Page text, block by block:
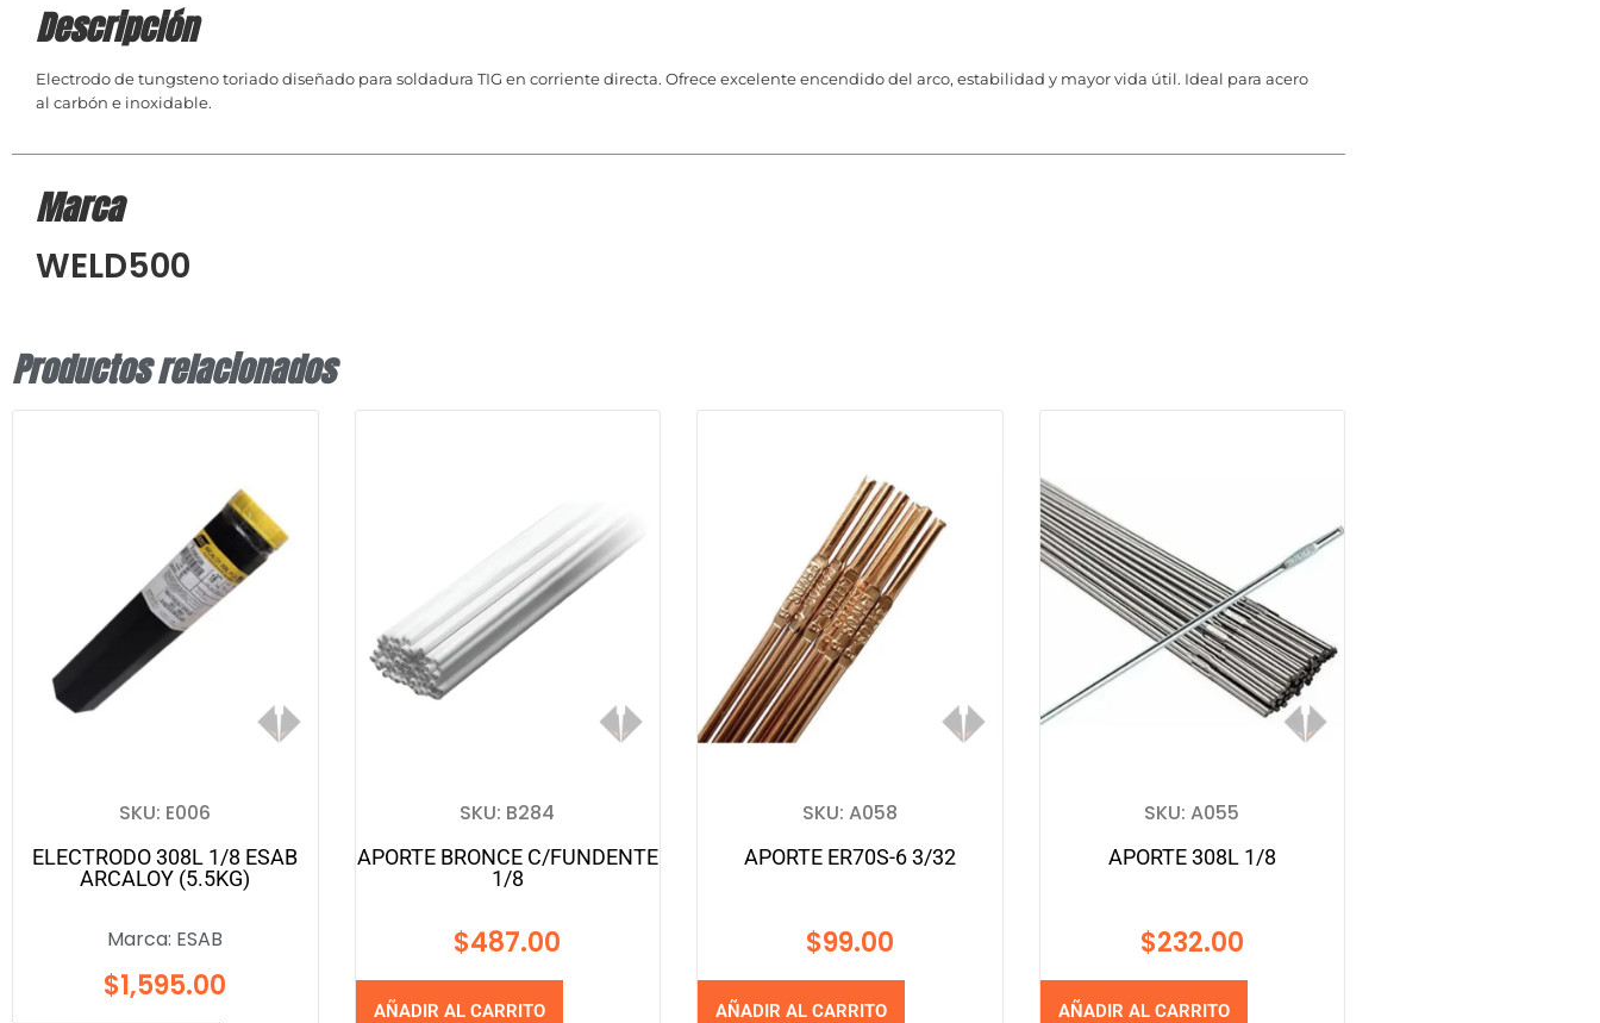
Descripción
Electrodo de tungsteno toriado diseñado para soldadura TIG en corriente directa. Ofrece excelente encendido del arco, estabilidad y mayor vida útil. Ideal para acero
al carbón e inoxidable.
Marca
WELD500
Productos relacionados
SKU: E006
ELECTRODO 308L 1/8 ESAB
ARCALOY (5.5KG)
Marca: ESAB
$1,595.00
SKU: B284
APORTE BRONCE C/FUNDENTE
1/8
$487.00
AÑADIR AL CARRITO
SKU: A058
APORTE ER70S-6 3/32
$99.00
AÑADIR AL CARRITO
SKU: A055
APORTE 308L 1/8
$232.00
AÑADIR AL CARRITO